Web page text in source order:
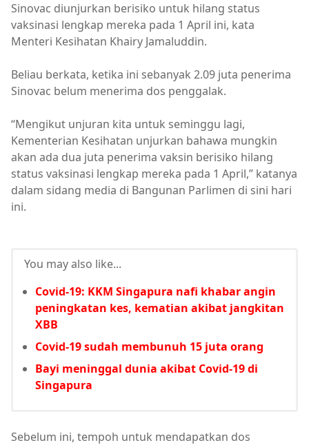
Sinovac diunjurkan berisiko untuk hilang status
vaksinasi lengkap mereka pada 1 April ini, kata
Menteri Kesihatan Khairy Jamaluddin.
Beliau berkata, ketika ini sebanyak 2.09 juta penerima
Sinovac belum menerima dos penggalak.
“Mengikut unjuran kita untuk seminggu lagi,
Kementerian Kesihatan unjurkan bahawa mungkin
akan ada dua juta penerima vaksin berisiko hilang
status vaksinasi lengkap mereka pada 1 April,” katanya
dalam sidang media di Bangunan Parlimen di sini hari
ini.
You may also like...
Covid-19: KKM Singapura nafi khabar angin
peningkatan kes, kematian akibat jangkitan
XBB
Covid-19 sudah membunuh 15 juta orang
Bayi meninggal dunia akibat Covid-19 di
Singapura
Sebelum ini, tempoh untuk mendapatkan dos